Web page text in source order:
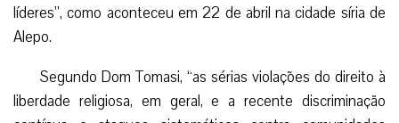
líderes”, como aconteceu em 22 de abril na cidade síria de
Alepo.
Segundo Dom Tomasi, “as sérias violações do direito à
liberdade religiosa, em geral, e a recente discriminação